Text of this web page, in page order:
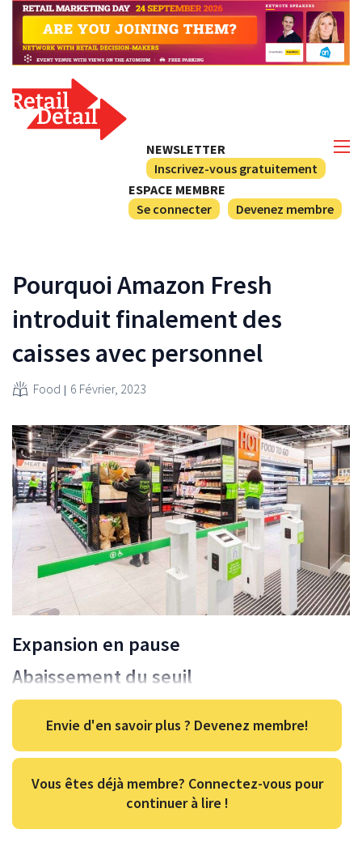
NEWSLETTER
Inscrivez-vous gratuitement
ESPACE MEMBRE
Se connecter
Devenez membre
Pourquoi Amazon Fresh
introduit finalement des
caisses avec personnel
Food 6 Février, 2023
Expansion en pause
Abaissement du seuil
Envie d'en savoir plus ? Devenez membre!
Vous êtes déjà membre? Connectez-vous pour
continuer à lire !